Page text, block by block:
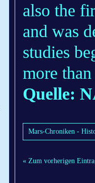
also the
and was
studies
more
Quelle:
Mars-Chroniken -
« Zum vorherigen